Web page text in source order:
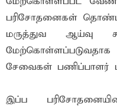
பரிசோதனைகள்
மருத்துவ ஆய்வு
மேற்கொள்ளப்படுவதாக
சேவைகள் பணிப்பாளர்
இப்ப